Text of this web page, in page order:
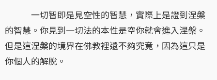
一切智即是見空性的智慧，實際上是證到涅槃
的智慧。你見到一切法的本性是空你就會進入涅槃。
但是這涅槃的境界在佛教裡還不夠究竟，因為這只是
你個人的解脫。